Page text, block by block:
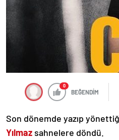
0
BEĞENDİM
Son dönemde yazıp
Yılmaz sahnelere döndü.